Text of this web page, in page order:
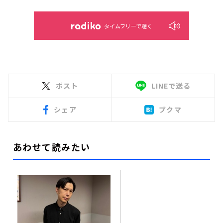
タイムフリーで聴く
ポスト LINEで送る
シェア ブクマ
あわせて読みたい